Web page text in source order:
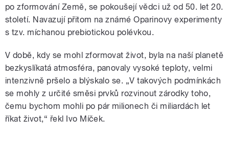
po zformování Země, se pokoušejí vědci už od 50. let 20.
století. Navazují přitom na známé Oparinovy experimenty
s tzv. míchanou prebiotickou polévkou.
V době, kdy se mohl zformovat život, byla na naší planetě
bezkyslíkatá atmosféra, panovaly vysoké teploty, velmi
intenzivně pršelo a blýskalo se. „V takových podmínkách
se mohly z určité směsi prvků rozvinout zárodky toho,
čemu bychom mohli po pár milionech či miliardách let
říkat život,“ řekl Ivo Míček.